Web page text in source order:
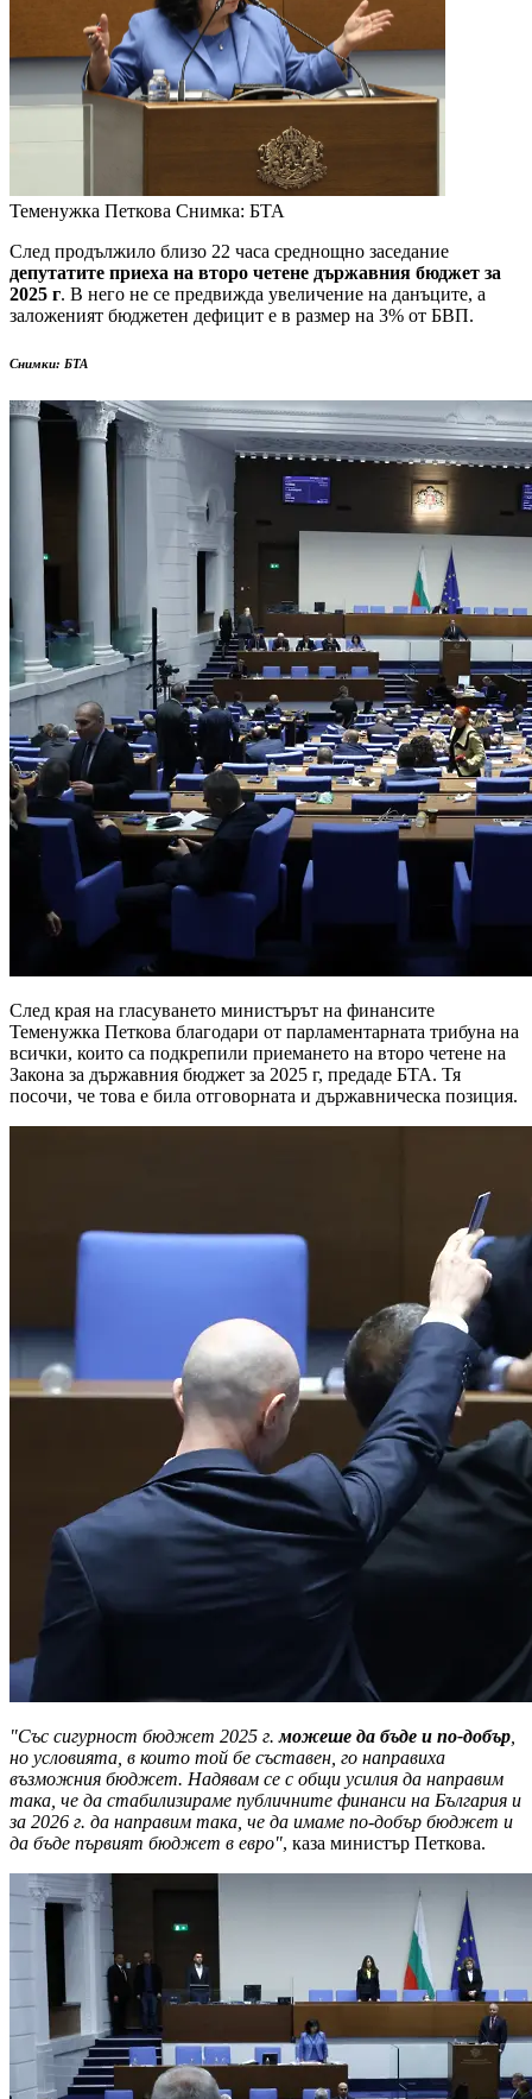
Теменужка Петкова Снимка: БТА
След продължило близо 22 часа среднощно заседание
депутатите приеха на второ четене държавния бюджет за
2025 г. В него не се предвижда увеличение на данъците, а
заложеният бюджетен дефицит е в размер на 3% от БВП.
Снимки: БТА
След края на гласуването министърът на финансите
Теменужка Петкова благодари от парламентарната трибуна на
всички, които са подкрепили приемането на второ четене на
Закона за държавния бюджет за 2025 г, предаде БТА. Тя
посочи, че това е била отговорната и държавническа позиция.
"Със сигурност бюджет 2025 г.можеше да бъде и по-добър
но условията, в които той бе съставен, го направиха
възможния бюджет. Надявам се с общи усилия да направим
така, че да стабилизираме публичните финанси на България и
за 2026 г. да направим така, че да имаме по-добър бюджет и
да бъде първият бюджет в евро", каза министър Петкова.